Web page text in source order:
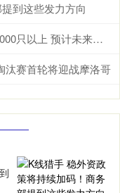
到这些发力方向
天平配资 今日A股这只“猴”亮了！缺口15000只以上 预计未来两年“一猴难求”将延续
汰赛首轮将迎战摩洛哥